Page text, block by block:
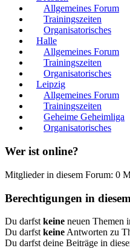
Allgemeines Forum
Trainingszeiten
Organisatorisches
Halle
Allgemeines Forum
Trainingszeiten
Organisatorisches
Leipzig
Allgemeines Forum
Trainingszeiten
Geheime Geheimliga
Organisatorisches
Wer ist online?
Mitglieder in diesem Forum: 0
Berechtigungen in
Du darfst keine neuen Themen
Du darfst keine Antworten zu
Du darfst deine Beiträge in